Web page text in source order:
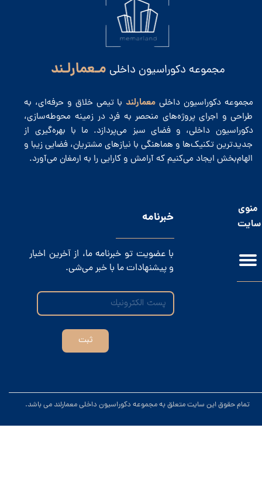
.تمام حقوق این سایت متعلق به مجموعه دکوراسیون داخلی معمارلند می باشد
مجموعه دکوراسیون داخلی مـعمارلـند
مجموعه دکوراسیون داخلی معمارلندبا تیمی خلاق و حرفه‌ای، به
طراحی و اجرای پروژه‌های منحصر به فرد در زمینه محوطه‌سازی،
دکوراسیون داخلی، و فضای سبز می‌پردازد. ما با بهره‌گیری از
جدیدترین تکنیک‌ها و هماهنگی با نیازهای مشتریان، فضایی زیبا و
الهام‌بخش ایجاد می‌کنیم که آرامش و کارایی را به ارمغان می‌آورد.
منوی
سایت
​خبرنامه
با عضویت تو خبرنامه ما، از آخرین اخبار
و پیشنهادات ما با خبر می‌شی.
ثبت